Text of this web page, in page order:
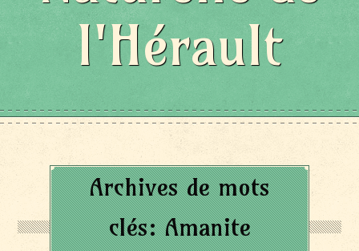
l'Hérault
Archives de mots
clés:Amanite